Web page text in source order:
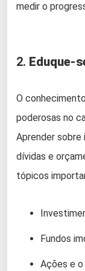
medir o
2. Eduque-
O
poderosas no
Aprender
dívidas e
tópicos
Fundos
Ações e